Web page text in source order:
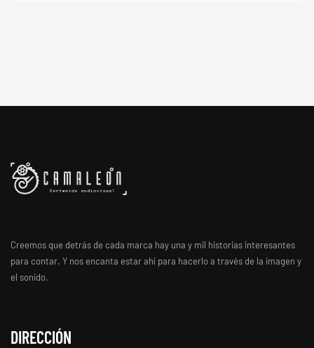
Creemos que detrás de cada marca hay una y mil historias interesantes
para contar. Y nos encanta estar ahí para hacerlo a través de la imagen y
el sonido.
DIRECCIÓN